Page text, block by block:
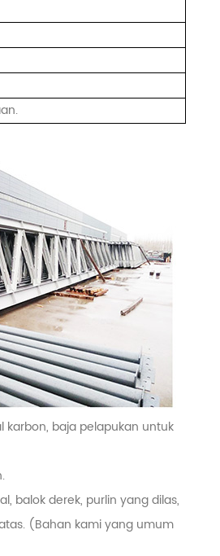
karbon, baja pelapukan untuk
balok derek, purlin yang dilas,
(Bahan kami yang umum